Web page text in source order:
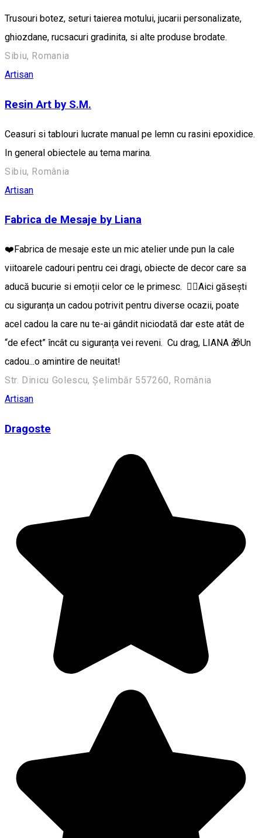
Trusouri botez, seturi taierea motului, jucarii personalizate,
ghiozdane, rucsacuri gradinita, si alte produse brodate.
Sibiu, Romania
Artisan
Resin Art by S.M.
Ceasuri si tablouri lucrate manual pe lemn cu rasini epoxidice.
In general obiectele au tema marina.
Sibiu, România
Artisan
Fabrica de Mesaje by Liana
❤️Fabrica de mesaje este un mic atelier unde pun la cale
viitoarele cadouri pentru cei dragi, obiecte de decor care sa
aducă bucurie si emoții celor ce le primesc. 👉🏼Aici găsești
cu siguranța un cadou potrivit pentru diverse ocazii, poate
acel cadou la care nu te-ai gândit niciodată dar este atât de
“de efect” încât cu siguranța vei reveni. Cu drag, LIANA 🎁Un
cadou...o amintire de neuitat!
Str. Dinicu Golescu, Șelimbăr 557260, România
Artisan
Dragoste